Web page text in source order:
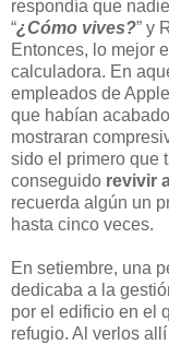
respondía que
“¿Cómo vives?” y
Entonces, lo mejor
calculadora. En
empleados de
que habían
mostraran
sido el primero que
conseguido revivir
recuerda algún un
hasta cinco veces.
En setiembre, una
dedicaba a la
por el edificio en el
refugio. Al verlos